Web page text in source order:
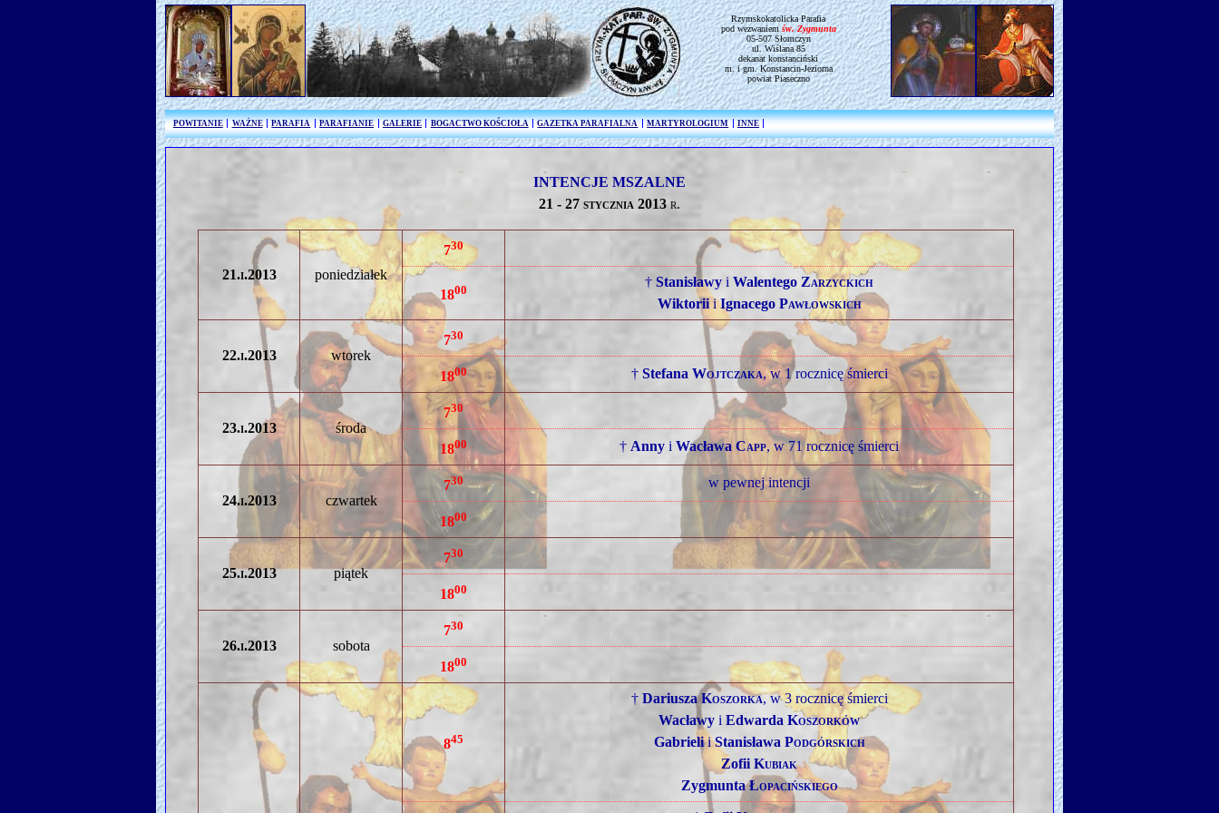
Rzymskokatolicka Parafia
pod wezwaniemśw. Zygmunta
05-507 Słomczyn
ul. Wiślana 85
dekanat konstanciński
m. i gm. Konstancin-Jeziorna
powiat Piaseczno
POWITANIE WAŻNE PARAFIA PARAFIANIE GALERIE BOGACTWO KOŚCIOŁA GAZETKA PARAFIALNA MARTYROLOGIUM INNE
INTENCJE MSZALNE
21 - 27 stycznia 2013 r.
21.i.2013 poniedziałek
730
1800
† Stanisławy i Walentego Zarzyckich
WiktoriiiIgnacego Pawłowskich
22.i.2013 wtorek
730
1800 † Stefana Wojtczaka, w 1 rocznicę śmierci
23.i.2013 środa
730
1800 † Anny i Wacława Capp, w 71 rocznicę śmierci
24.i.2013 czwartek
730 w pewnej intencji
1800
25.i.2013 piątek
730
1800
26.i.2013 sobota
730
1800
845
† DariuszaKoszorka, w 3 rocznicę śmierci
Wacławy i Edwarda Koszorków
GabrieliiStanisława Podgórskich
Zofii Kubiak
ZygmuntaŁopacińskiego